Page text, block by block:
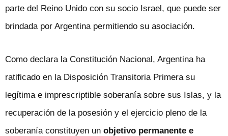
parte del Reino Unido con su socio Israel, que puede ser
brindada por Argentina permitiendo su asociación.
Como declara la Constitución Nacional, Argentina ha
ratificado en la Disposición Transitoria Primera su
legítima e imprescriptible soberanía sobre sus Islas, y la
recuperación de la posesión y el ejercicio pleno de la
soberanía constituyen un objetivo permanente e